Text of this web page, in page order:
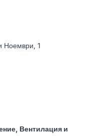
Ноември, 1
Вентилация и